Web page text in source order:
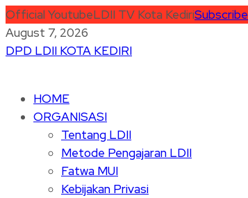
Official YoutubeLDII TV Kota KediriSubscribe
August 7, 2026
DPD LDII KOTA KEDIRI
HOME
ORGANISASI
Tentang LDII
Metode Pengajaran LDII
Fatwa MUI
Kebijakan Privasi